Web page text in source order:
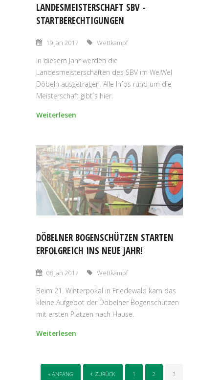
LANDESMEISTERSCHAFT SBV -
STARTBERECHTIGUNGEN
19 Jan 2017 Wettkampf
In diesem Jahr werden die
Landesmeisterschaften des SBV im WelWel
Döbeln ausgetragen. Alle Infos rund um die
Meisterschaft gibt´s hier.
Weiterlesen
DÖBELNER BOGENSCHÜTZEN STARTEN
ERFOLGREICH INS NEUE JAHR!
08 Jan 2017 Wettkampf
Beim 21. Winterpokal in Friedewald kam das
kleine Aufgebot der Döbelner Bogenschützen
mit ersten Plätzen nach Hause.
Weiterlesen
« ANFANG ZURÜCK 1 2 3